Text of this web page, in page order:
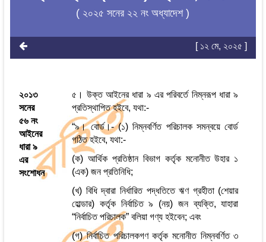
( ২০২৫ সনের ২২ নং অধ্যাদেশ )
[ ১২ মে, ২০২৫ ]
২০১৩
সনের
৫৬ নং
আইনের
ধারা ৯
এর
সংশোধন
৫। উক্ত আইনের ধারা ৯ এর পরিবর্তে নিম্নরূপ ধারা ৯
প্রতিস্থাপিত হইবে, যথা:-
“৯। বোর্ড।- (১) নিম্নবর্ণিত পরিচালক সমন্বয়ে বোর্ড
গঠিত হইবে, যথা:-
(ক) আর্থিক প্রতিষ্ঠান বিভাগ কর্তৃক মনোনীত উহার ১
(এক) জন প্রতিনিধি;
(খ) বিধি দ্বারা নির্ধারিত পদ্ধতিতে ঋণ গ্রহীতা (শেয়ার
হোল্ডার) কর্তৃক নির্বাচিত ৯ (নয়) জন ব্যক্তি, যাহারা
“নির্বাচিত পরিচালক” বলিয়া গণ্য হইবেন; এবং
(গ) নির্বাচিত পরিচালকগণ কর্তৃক মনোনীত নিম্নবর্ণিত ৩